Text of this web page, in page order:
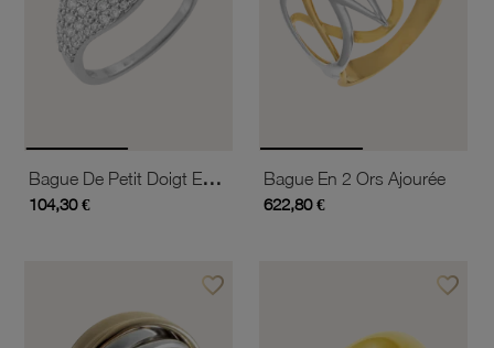
Bague De Petit Doigt En Or Jaune Et Argent Rhodié, Cordiérite Coeur Et Oxydes De Zirconium
104,30 €
Bague En 2 Ors Ajourée
622,80 €
favorite_borderAjouter à vos favoris favorite_borderAjouter